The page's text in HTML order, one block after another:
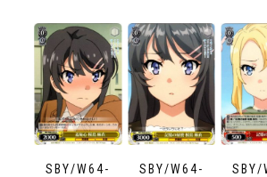
SBY/W64- SBY/W64- SBY/